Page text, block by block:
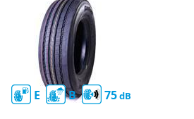
E B 75